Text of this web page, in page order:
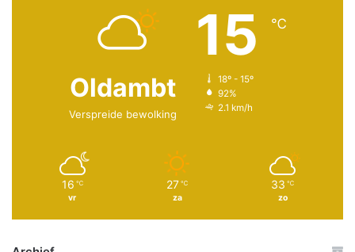
Oldambt
Verspreide bewolking
15 ℃
18º - 15º
92%
2.1 km/h
16 ℃
vr
27 ℃
za
33 ℃
zo